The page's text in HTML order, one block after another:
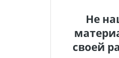
Не
своей